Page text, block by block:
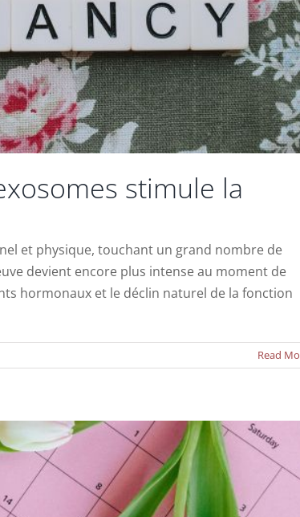
stimule la
et physique, touchant un grand nombre de
devient encore plus intense au moment de
hormonaux et le déclin naturel de la fonction
Read
fertilité – Tout ce qu’il faut savoir